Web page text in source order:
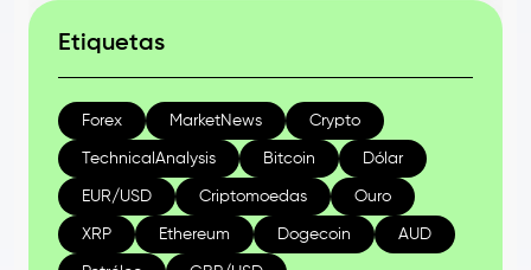
Etiquetas
Forex MarketNews Crypto
TechnicalAnalysis Bitcoin Dólar
EUR/USD Criptomoedas Ouro
XRP Ethereum Dogecoin AUD